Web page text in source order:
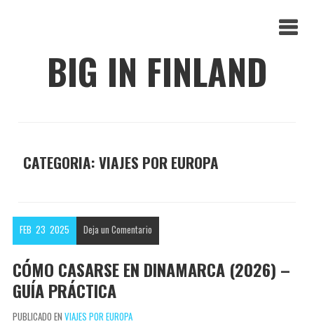
BIG IN FINLAND
CATEGORIA: VIAJES POR EUROPA
FEB 23 2025 Deja un Comentario
CÓMO CASARSE EN DINAMARCA (2026) –
GUÍA PRÁCTICA
PUBLICADO EN VIAJES POR EUROPA